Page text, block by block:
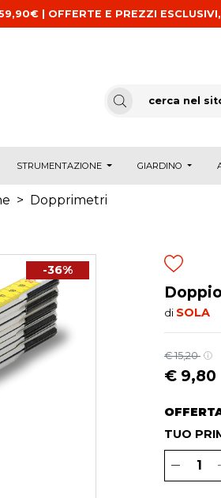
| OFFERTE E PREZZI
STRUMENTAZIONE GIARDINO
> Dopprimetri
-36%
di SOLA
€ 15,20
€ 9,80
TUO